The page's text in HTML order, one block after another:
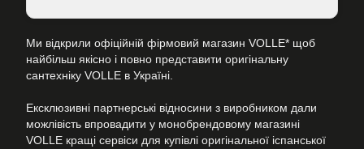
Ми відкрили офіційній фірмовий магазин VOLLE* щоб
найбільш якісно і повно представити оригінальну
сантехніку VOLLE в Україні.
Ексклюзивні партнерські відносини з виробником дали
можлівість впровадити у монобрендовому магазині
VOLLE кращі сервіси для купівлі оригінальної іспанської